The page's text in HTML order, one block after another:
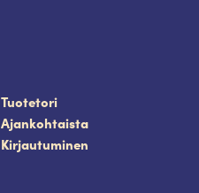
Tuotetori
Ajankohtaista
Kirjautuminen